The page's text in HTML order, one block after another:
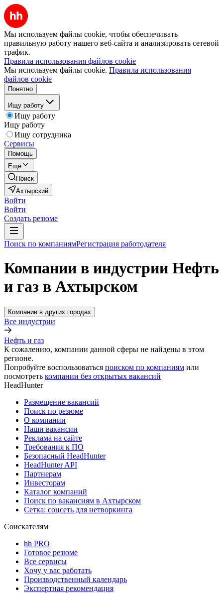
Мы используем файлы cookie, чтобы обеспечивать
правильную работу нашего веб-сайта и анализировать сетевой
трафик.
Правила использования файлов cookie
Мы используем файлы cookie. Правила использования
файлов cookie
Понятно
Ищу работу
Ищу работу
Ищу работу
Ищу сотрудника
Сервисы
Помощь
Ещё
Поиск
Ахтырский
Войти
Войти
Создать резюме
Поиск по компаниямРегистрация работодателя
Компании в индустрии Нефть
и газ в Ахтырском
Компании в других городах
Все индустрии
Нефть и газ
К сожалению, компании данной сферы не найдены в этом
регионе.
Попробуйте воспользоваться поиском по компаниям или
посмотреть компании без открытых вакансий
HeadHunter
Размещение вакансий
Поиск по резюме
О компании
Наши вакансии
Реклама на сайте
Требования к ПО
Безопасный HeadHunter
HeadHunter API
Партнерам
Инвесторам
Каталог компаний
Поиск по вакансиям в Ахтырском
Сетка: соцсеть для нетворкинга
Соискателям
hh PRO
Готовое резюме
Все сервисы
Хочу у вас работать
Производственный календарь
Экспертная рекомендация